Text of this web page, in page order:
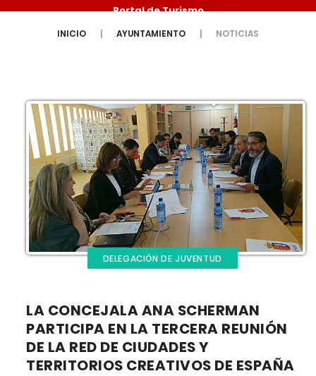
Portal de Turismo
INICIO AYUNTAMIENTO NOTICIAS
DELEGACIÓN DE JUVENTUD
LA CONCEJALA ANA SCHERMAN
PARTICIPA EN LA TERCERA REUNIÓN
DE LA RED DE CIUDADES Y
TERRITORIOS CREATIVOS DE ESPAÑA